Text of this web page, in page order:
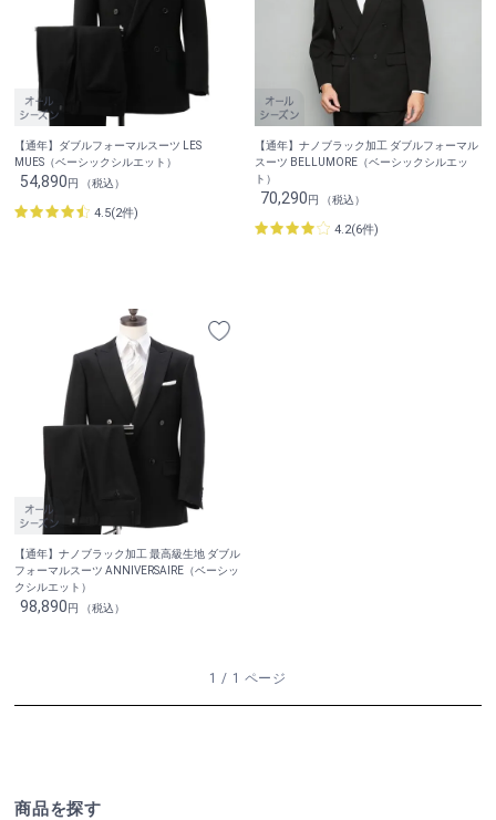
【通年】ダブルフォーマルスーツ LES
MUES（ベーシックシルエット）
54,890円 （税込）
4.5(2件)
【通年】ナノブラック加工 ダブルフォーマル
スーツ BELLUMORE（ベーシックシルエッ
ト）
70,290円 （税込）
4.2(6件)
【通年】ナノブラック加工 最高級生地 ダブル
フォーマルスーツ ANNIVERSAIRE（ベーシッ
クシルエット）
98,890円 （税込）
1 / 1 ページ
商品を探す